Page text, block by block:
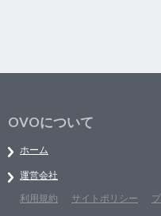
OVOについて
ホーム
運営会社
利用規約
サイトポリシー